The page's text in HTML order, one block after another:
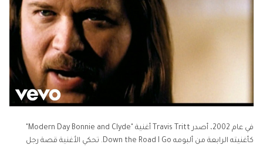
كأغنيته الرابعة من ألبومه Down the Road I Go. تحكي الأغنية قصة رجل